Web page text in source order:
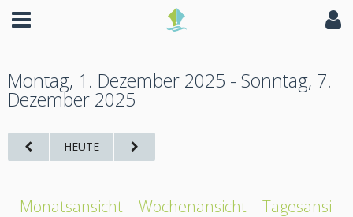
Montag, 1. Dezember 2025 - Sonntag, 7.
Dezember 2025
HEUTE
Monatsansicht Wochenansicht Tagesansicht